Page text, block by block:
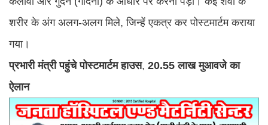
शरीर के अंग अलग-अलग मिले, जिन्हें एकत्र कर पोस्टमार्टम कराया
गया।
प्रभारी मंत्री पहुंचे पोस्टमार्टम हाउस, 20.55 लाख मुआवजे का
ऐलान